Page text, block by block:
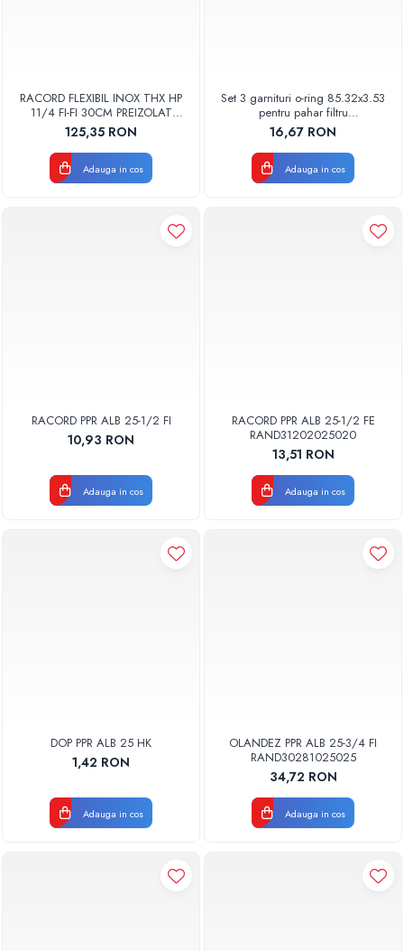
RACORD FLEXIBIL INOX THX HP
11/4 FI-FI 30CM PREIZOLAT
PENTRU POMPA DE CALDURA -
THX
125,35 RON
Adauga in cos
Set 3 garnituri o-ring 85.32x3.53
pentru pahar filtru
AQUA06030000000
16,67 RON
Adauga in cos
RACORD PPR ALB 25-1/2 FI
10,93 RON
Adauga in cos
RACORD PPR ALB 25-1/2 FE
RAND31202025020
13,51 RON
Adauga in cos
DOP PPR ALB 25 HK
1,42 RON
Adauga in cos
OLANDEZ PPR ALB 25-3/4 FI
RAND30281025025
34,72 RON
Adauga in cos